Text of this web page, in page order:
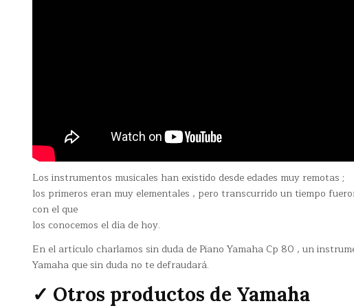
Los instrumentos musicales han existido desde edades muy remotas ;
los primeros eran muy elementales , pero transcurrido un tiempo
con el que
los conocemos el día de hoy.
En el artículo charlamos sin duda de Piano Yamaha Cp 80 , un
Yamaha que sin duda no te defraudará.
✓ Otros productos de Yamaha